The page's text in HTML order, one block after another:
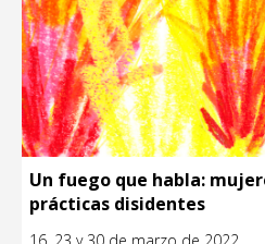
Un fuego que habla:
prácticas disidentes